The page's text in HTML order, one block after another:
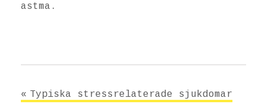
astma.
Inläggsnavigering
Typiska stressrelaterade sjukdomar